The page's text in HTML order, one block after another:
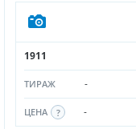
1911
ТИРАЖ -
ЦЕНА -